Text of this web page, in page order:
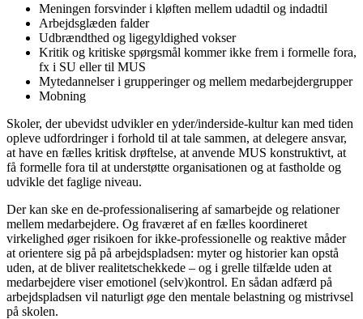
Meningen forsvinder i kløften mellem udadtil og indadtil
Arbejdsglæden falder
Udbrændthed og ligegyldighed vokser
Kritik og kritiske spørgsmål kommer ikke frem i formelle fora,
fx i SU eller til MUS
Mytedannelser i grupperinger og mellem medarbejdergrupper
Mobning
Skoler, der ubevidst udvikler en yder/inderside-kultur kan med tiden
opleve udfordringer i forhold til at tale sammen, at delegere ansvar,
at have en fælles kritisk drøftelse, at anvende MUS konstruktivt, at
få formelle fora til at understøtte organisationen og at fastholde og
udvikle det faglige niveau.
Der kan ske en de-professionalisering af samarbejde og relationer
mellem medarbejdere. Og fraværet af en fælles koordineret
virkelighed øger risikoen for ikke-professionelle og reaktive måder
at orientere sig på på arbejdspladsen: myter og historier kan opstå
uden, at de bliver realitetschekkede – og i grelle tilfælde uden at
medarbejdere viser emotionel (selv)kontrol. En sådan adfærd på
arbejdspladsen vil naturligt øge den mentale belastning og mistrivsel
på skolen.